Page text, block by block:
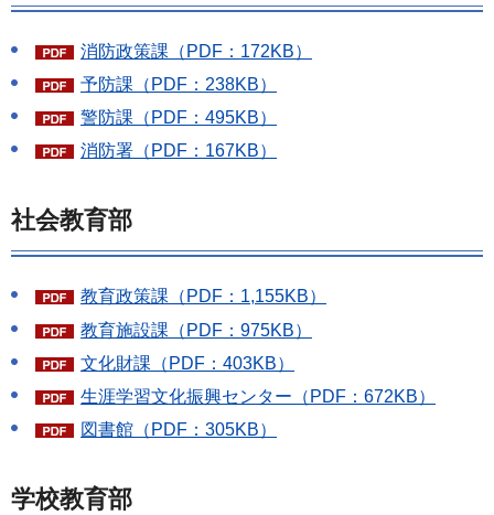
消防政策課（PDF：172KB）
予防課（PDF：238KB）
警防課（PDF：495KB）
消防署（PDF：167KB）
社会教育部
教育政策課（PDF：1,155KB）
教育施設課（PDF：975KB）
文化財課（PDF：403KB）
生涯学習文化振興センター（PDF：672KB）
図書館（PDF：305KB）
学校教育部